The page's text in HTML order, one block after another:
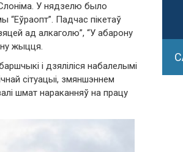
Слоніма. У нядзелю было
“Еўраопт”. Падчас пікетаў
ад алкаголю”, “У абарону
жыцця.
і дзяліліся набалелымі
сітуацыі, змяншэннем
шмат нараканняў на працу